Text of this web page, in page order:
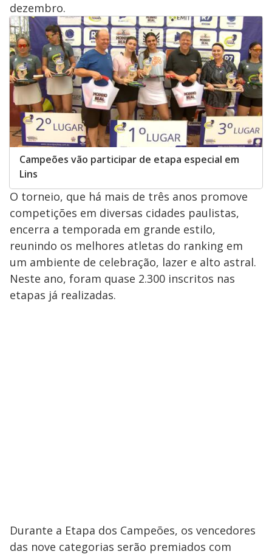
dezembro.
Campeões vão participar de etapa especial em
Lins
O torneio, que há mais de três anos promove
competições em diversas cidades paulistas,
encerra a temporada em grande estilo,
reunindo os melhores atletas do ranking em
um ambiente de celebração, lazer e alto astral.
Neste ano, foram quase 2.300 inscritos nas
etapas já realizadas.
Durante a Etapa dos Campeões, os vencedores
das nove categorias serão premiados com